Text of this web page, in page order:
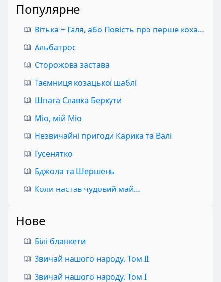
Популярне
Вітька + Галя, або Повість про перше кохання
Альбатрос
Сторожова застава
Таємниця козацької шаблі
Шпага Славка Беркути
Міо, мій Міо
Незвичайні пригоди Карика та Валі
Гусенятко
Бджола та Шершень
Коли настав чудовий май…
Нове
Білі бланкети
Звичай нашого народу. Том II
Звичай нашого народу. Том I